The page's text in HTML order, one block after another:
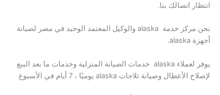
انتظار اتصالك بنا.
نحن مركز خدمة alaska والوكيل المعتمد الوحيد في مصر لصيانة
أجهزة alaska.
يوفر لعملاء alaska
خدمات الصيانة المنزلية وخدمات ما بعد البيع
لإصلاح الأعطال وصيانة ثلاجات alaska يوميًا ، 7 أيام في الأسبوع